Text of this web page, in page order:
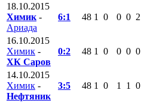
18.10.2015
Химик -
Ариада
6:1 48 1 0 0 0 2
16.10.2015
Химик -
ХК Саров
0:2 48 1 0 0 0 0
14.10.2015
Химик -
Нефтяник
3:5 48 1 0 1 1 0